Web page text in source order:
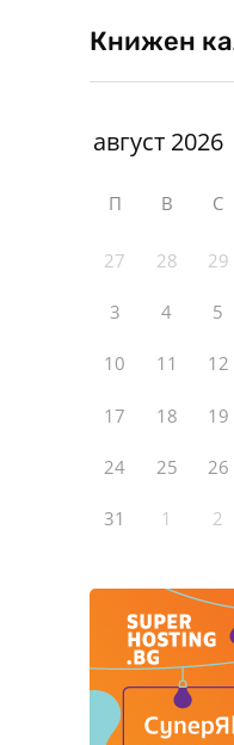
Книжен
П В С
27 28 29
3 4 5
10 11 12
17 18 19
24 25 26
31 1 2